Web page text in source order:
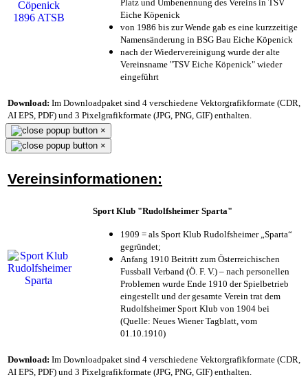
Platz und Umbenennung des Vereins in TSV
Eiche Köpenick
von 1986 bis zur Wende gab es eine kurzzeitige
Namensänderung in BSG Bau Eiche Köpenick
nach der Wiedervereinigung wurde der alte
Vereinsname "TSV Eiche Köpenick" wieder
eingeführt
Download: Im Downloadpaket sind 4 verschiedene Vektorgrafikformate (CDR,
AI EPS, PDF) und 3 Pixelgrafikformate (JPG, PNG, GIF) enthalten.
×
×
Vereinsinformationen:
Sport Klub "Rudolfsheimer Sparta"
1909 = als Sport Klub Rudolfsheimer „Sparta“
gegründet;
Anfang 1910 Beitritt zum Österreichischen
Fussball Verband (Ö. F. V.) – nach personellen
Problemen wurde Ende 1910 der Spielbetrieb
eingestellt und der gesamte Verein trat dem
Rudolfsheimer Sport Klub von 1904 bei
(Quelle: Neues Wiener Tagblatt, vom
01.10.1910)
Download: Im Downloadpaket sind 4 verschiedene Vektorgrafikformate (CDR,
AI EPS, PDF) und 3 Pixelgrafikformate (JPG, PNG, GIF) enthalten.